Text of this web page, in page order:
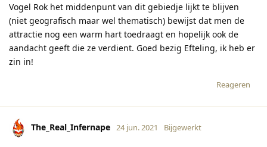
Vogel Rok het middenpunt van dit gebiedje lijkt te blijven
(niet geografisch maar wel thematisch) bewijst dat men de
attractie nog een warm hart toedraagt en hopelijk ook de
aandacht geeft die ze verdient. Goed bezig Efteling, ik heb er
zin in!
Reageren
The_Real_Infernape 24 jun. 2021 Bijgewerkt